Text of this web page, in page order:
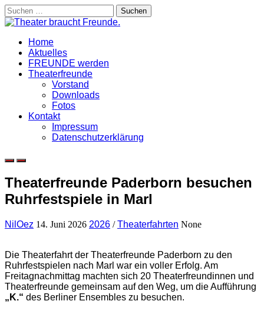
Skip
to
Suchen
nach:
Home
Aktuelles
FREUNDE werden
Theaterfreunde
Vorstand
Downloads
Fotos
Kontakt
Impressum
Datenschutzerklärung
Theaterfreunde Paderborn besuchen
Ruhrfestspiele in Marl
NilOez 14. Juni 2026 2026 /Theaterfahrten None
Die Theaterfahrt der Theaterfreunde Paderborn zu den
Ruhrfestspielen nach Marl war ein voller Erfolg. Am
Freitagnachmittag machten sich 20 Theaterfreundinnen und
Theaterfreunde gemeinsam auf den Weg, um die Aufführung
„K.“ des Berliner Ensembles zu besuchen.